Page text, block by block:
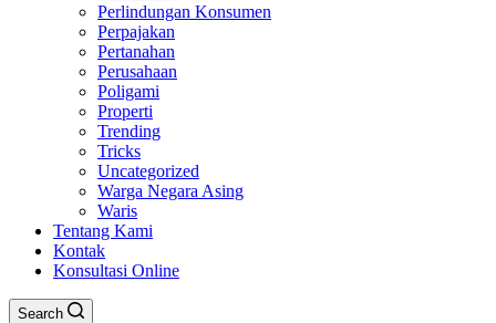
Perlindungan Konsumen
Perpajakan
Pertanahan
Perusahaan
Poligami
Properti
Trending
Tricks
Uncategorized
Warga Negara Asing
Waris
Tentang Kami
Kontak
Konsultasi Online
Search